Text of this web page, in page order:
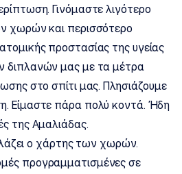
Γινόμαστε λιγότερο
χωρών και περισσότερο
προστασίας της υγείας
διπλανών μας με τα μέτρα
στο σπίτι μας. Πλησιάζουμε
Είμαστε πάρα πολύ κοντά. Ήδη
της Αμαλιάδας.
ο χάρτης των χωρών.
προγραμματισμένες σε